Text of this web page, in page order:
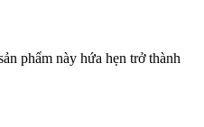
phẩm này hứa hẹn trở thành